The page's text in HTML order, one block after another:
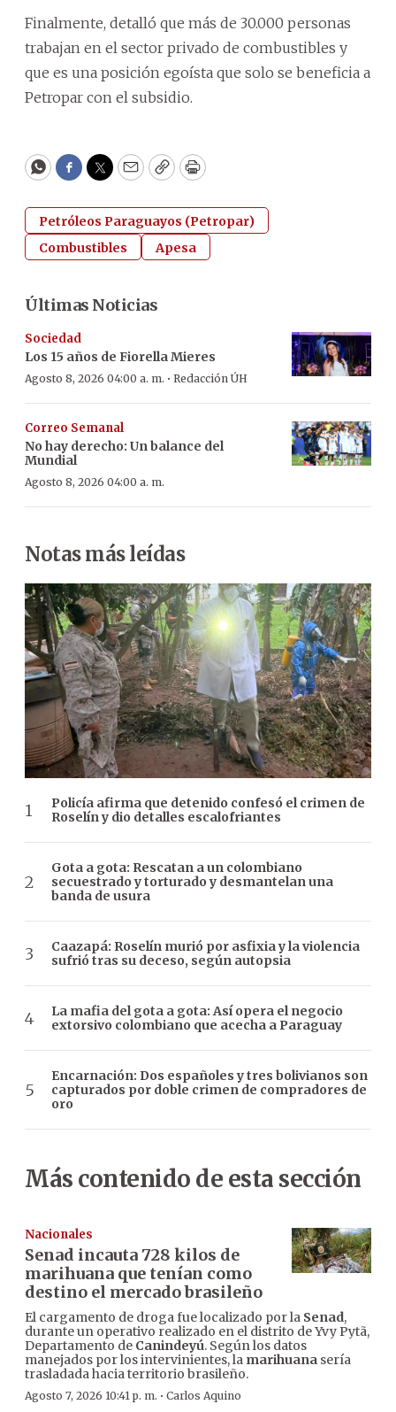
Finalmente, detalló que más de 30.000 personas
trabajan en el sector privado de combustibles y
que es una posición egoísta que solo se beneficia a
Petropar con el subsidio.
WhatsApp
Facebook
Twitter
EmailCopyPrint
Petróleos Paraguayos (Petropar)
Combustibles
Apesa
Últimas Noticias
Sociedad
Los 15 años de Fiorella Mieres
Agosto 8, 2026 04:00 a. m. · Redacción ÚH
Correo Semanal
No hay derecho: Un balance del
Mundial
Agosto 8, 2026 04:00 a. m.
Notas más leídas
Policía afirma que detenido confesó el crimen de
Roselín y dio detalles escalofriantes
Gota a gota: Rescatan a un colombiano
secuestrado y torturado y desmantelan una
banda de usura
Caazapá: Roselín murió por asfixia y la violencia
sufrió tras su deceso, según autopsia
La mafia del gota a gota: Así opera el negocio
extorsivo colombiano que acecha a Paraguay
Encarnación: Dos españoles y tres bolivianos son
capturados por doble crimen de compradores de
oro
Más contenido de esta sección
Nacionales
Senad incauta 728 kilos de
marihuana que tenían como
destino el mercado brasileño
El cargamento de droga fue localizado por la Senad,
durante un operativo realizado en el distrito de Yvy Pytã,
Departamento de Canindeyú. Según los datos
manejados por los intervinientes, la marihuana sería
trasladada hacia territorio brasileño.
Agosto 7, 2026 10:41 p. m. · Carlos Aquino